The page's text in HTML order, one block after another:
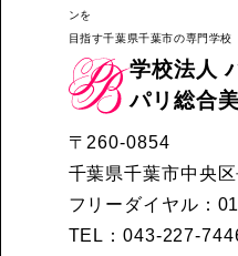
ンを
目指す千葉県千葉市の専門学校
学校法人
パリ総合
〒260-0854
千葉県千葉市中央
フリーダイヤル：
TEL：043-227-